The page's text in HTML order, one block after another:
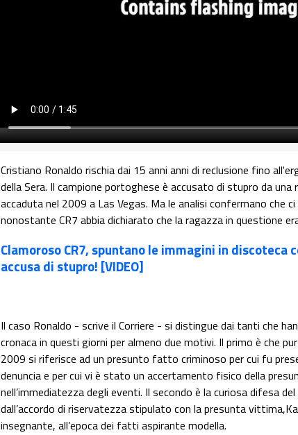
Cristiano Ronaldo rischia dai 15 anni anni di reclusione fino
della Sera. Il campione portoghese è accusato di stupro da una
accaduta nel 2009 a Las Vegas. Ma le analisi confermano che
nonostante CR7 abbia dichiarato che la ragazza in questione
Clamoroso CR7, spuntano le immagini in discoteca
accusa di stupro! [VIDEO]
Il caso Ronaldo - scrive il Corriere - si distingue dai tanti che
cronaca in questi giorni per almeno due motivi. Il primo è che
2009 si riferisce ad un presunto fatto criminoso per cui fu
denuncia e per cui vi è stato un accertamento fisico della
nell’immediatezza degli eventi. Il secondo è la curiosa difesa
dall’accordo di riservatezza stipulato con la presunta
insegnante, all’epoca dei fatti aspirante modella.